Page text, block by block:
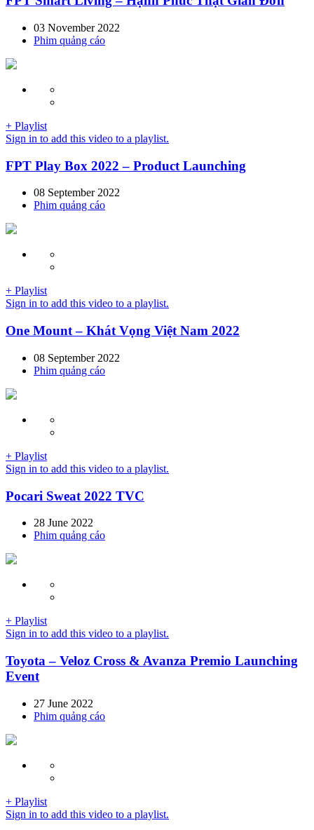
03 November 2022
Phim quảng cáo
+ Playlist
Sign in to add this video to a playlist.
FPT Play Box 2022 – Product Launching
08 September 2022
Phim quảng cáo
+ Playlist
Sign in to add this video to a playlist.
One Mount – Khát Vọng Việt Nam 2022
08 September 2022
Phim quảng cáo
+ Playlist
Sign in to add this video to a playlist.
Pocari Sweat 2022 TVC
28 June 2022
Phim quảng cáo
+ Playlist
Sign in to add this video to a playlist.
Toyota – Veloz Cross & Avanza Premio Launching
Event
27 June 2022
Phim quảng cáo
+ Playlist
Sign in to add this video to a playlist.